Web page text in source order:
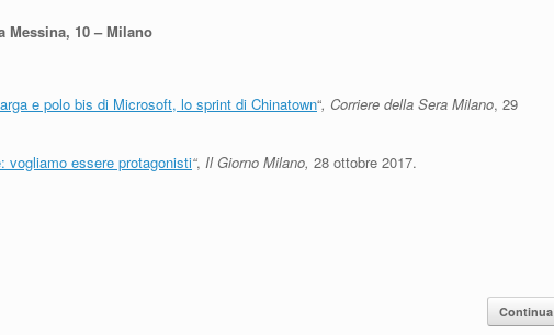
Messina, 10 – Milano
e polo bis di Microsoft, lo sprint di Chinatown“, Corriere della Sera Milano, 29
vogliamo essere protagonisti“, Il Giorno Milano, 28 ottobre 2017.
Continua